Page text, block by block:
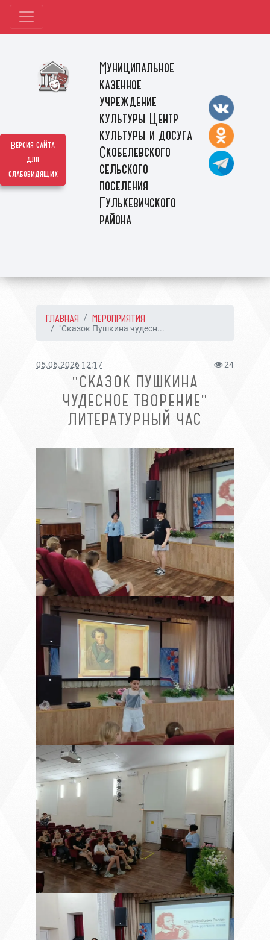
Версия сайта
для
слабовидящих
Муниципальное
казенное
учреждение
культуры Центр
культуры и досуга
Скобелевского
сельского
поселения
Гулькевичского
района
ГЛАВНАЯ МЕРОПРИЯТИЯ
"Сказок Пушкина чудесн...
05.06.2026 12:17 24
"СКАЗОК ПУШКИНА
ЧУДЕСНОЕ ТВОРЕНИЕ"
ЛИТЕРАТУРНЫЙ ЧАС